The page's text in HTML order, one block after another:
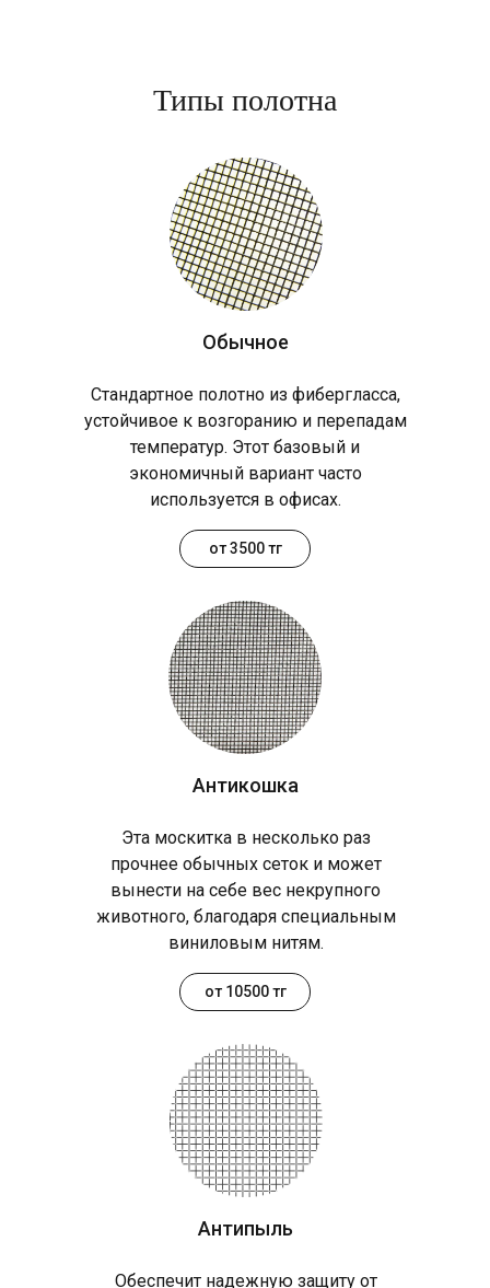
Типы полотна
Обычное
Антикошка
Антипыль
Стандартное полотно из фибергласса,
устойчивое к возгоранию и перепадам
температур. Этот базовый и
экономичный вариант часто
используется в офисах.
Эта москитка в несколько раз
прочнее обычных сеток и может
вынести на себе вес некрупного
животного, благодаря специальным
виниловым нитям.
Обеспечит надежную защиту от
от 3500 тг
от 10500 тг